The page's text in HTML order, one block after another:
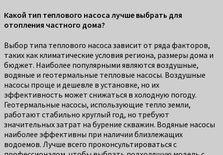
Какой тип теплового насоса лучше выбрать для
отопления частного дома?
Выбор типа теплового насоса зависит от ряда факторов,
таких как климатические условия региона, размеры дома и
бюджет. Наиболее популярными являются воздушные,
водяные и геотермальные тепловые насосы. Воздушные
насосы проще и дешевле в установке, но их
эффективность может снижаться в холодную погоду.
Геотермальные насосы, использующие тепло земли,
работают стабильно круглый год, но требуют
значительных затрат на бурение скважин. Водяные насосы
наиболее эффективны при наличии близлежащих
водоемов. Лучше всего проконсультироваться с